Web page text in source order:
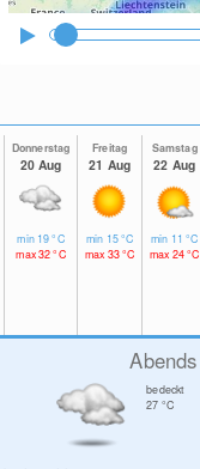
Donnerstag
20 Aug
min 19°C
max32°C
Freitag
21 Aug
min 15°C
max 33°C
Samstag
22 Aug
min 11°C
max 24°C
Abends
bedeckt
27 °C